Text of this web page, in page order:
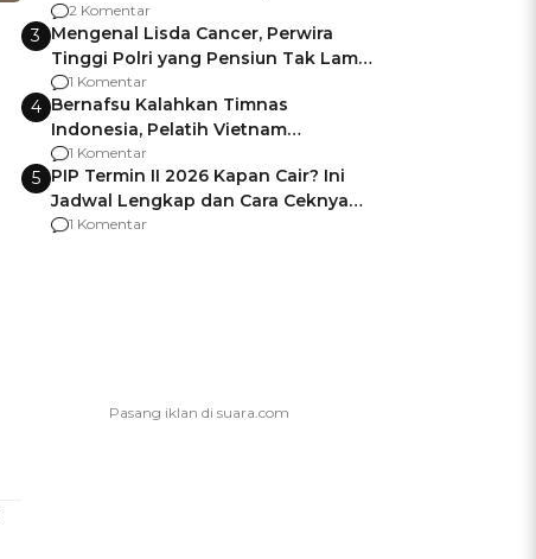
Pemalang
2 Komentar
3 Mengenal Lisda Cancer, Perwira
Tinggi Polri yang Pensiun Tak Lama
Usai Jadi Brigjen
1 Komentar
4 Bernafsu Kalahkan Timnas
Indonesia, Pelatih Vietnam
Berencana Pakai Jimat di Pakansari
1 Komentar
5 PIP Termin II 2026 Kapan Cair? Ini
Jadwal Lengkap dan Cara Ceknya
agar Dana Tidak Hangus!
1 Komentar